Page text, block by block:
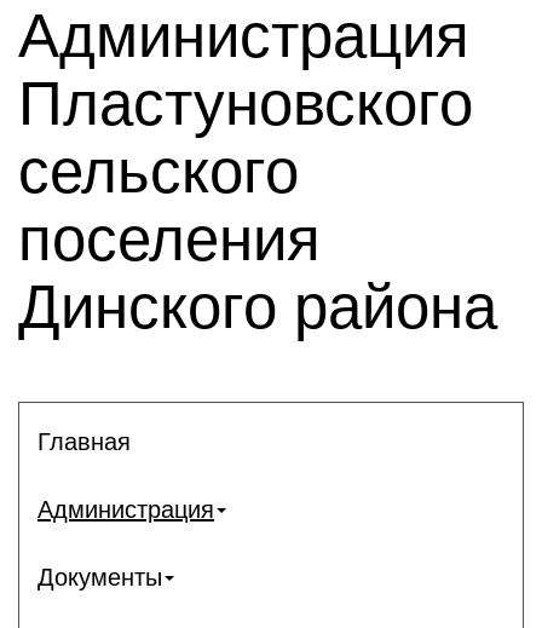
Администрация
Пластуновского
сельского
поселения
Динского района
Главная
Администрация
Документы